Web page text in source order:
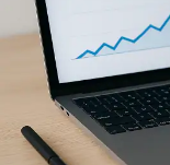
prawie
zawsze
strata
pieniędzy?